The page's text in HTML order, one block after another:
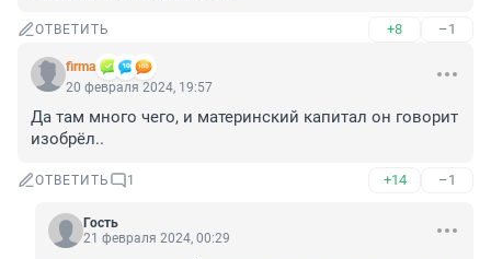
ОТВЕТИТЬ +8 –1
firma
20 февраля 2024, 19:57
Да там много чего, и материнский капитал он говорит
изобрёл..
ОТВЕТИТЬ 1 +14 –1
Гость
21 февраля 2024, 00:29